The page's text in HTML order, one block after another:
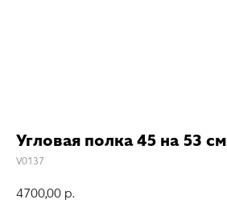
Угловая полка 45 на 53 см
V0137
4700,00 р.